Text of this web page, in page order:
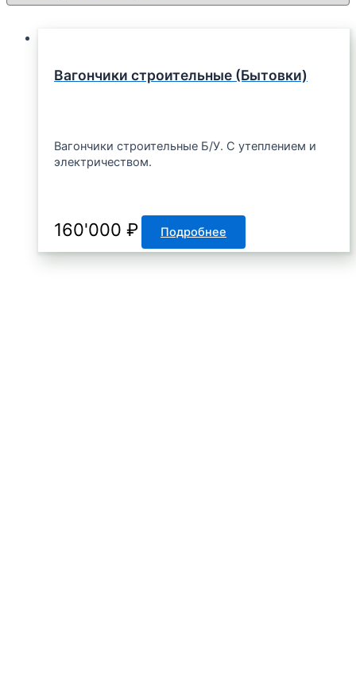
Вагончики строительные (Бытовки)
Вагончики строительные Б/У. С утеплением и
электричеством.
160'000 ₽ Подробнее